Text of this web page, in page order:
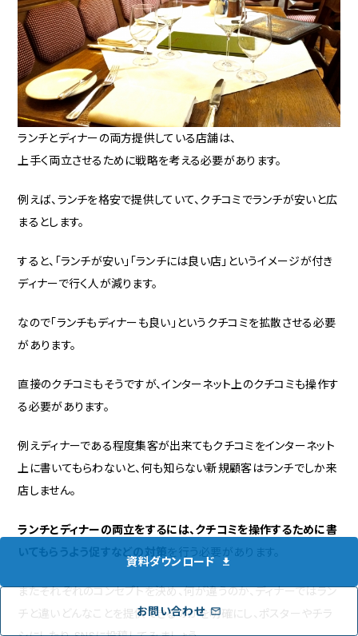
ランチとディナーの両方提供している店舗は、
上手く両立させるために戦略を考える必要があります。
例えば、ランチを格安で提供していて、クチコミでランチが安いと広
まるとします。
すると、「ランチが安い」「ランチには良い店」というイメージが付き
ディナーで行く人が減ります。
なので「ランチもディナーも良い」というクチコミを拡散させる必要
があります。
直接のクチコミもそうですが、インターネット上のクチコミも操作す
る必要があります。
例えディナーである程度集客が出来てもクチコミをインターネット
上に書いてもらわないと、何も知らない新規顧客はランチでしか来
店しません。
ランチとディナーの両立をするには、クチコミを操作するために書
いてもらうよう促すなどの対策を行う必要があります。
またそれぞれのコンセプトを決め、何が違うのか、ディナーではラン
チと違いどんなことを提供できるのかを明確にし、ポスターやチラ
資料ダウンロード
お問い合わせ